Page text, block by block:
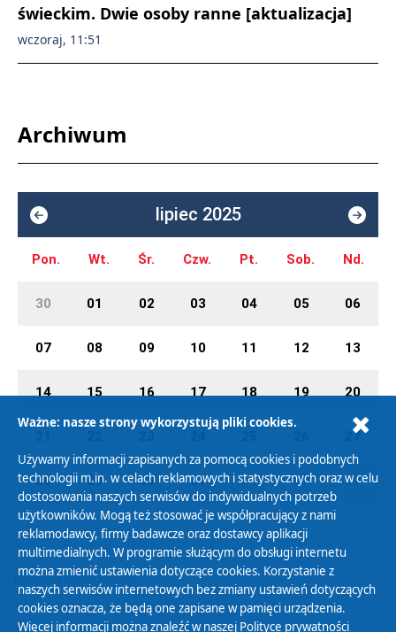
świeckim. Dwie osoby ranne [aktualizacja]
wczoraj, 11:51
Archiwum
lipiec 2025
Pon. Wt. Śr. Czw. Pt. Sob. Nd.
30 01 02 03 04 05 06
07 08 09 10 11 12 13
14 15 16 17 18 19 20
27
28 29 30 31 01 02 03
Polityka Prywatności
Zasady korzystania z Serwisu
Ważne: nasze strony wykorzystują pliki cookies.
Używamy informacji zapisanych za pomocą cookies i podobnych
technologii m.in. w celach reklamowych i statystycznych oraz w celu
dostosowania naszych serwisów do indywidualnych potrzeb
użytkowników. Mogą też stosować je współpracujący z nami
reklamodawcy, firmy badawcze oraz dostawcy aplikacji
multimedialnych. W programie służącym do obsługi internetu
można zmienić ustawienia dotyczące cookies. Korzystanie z
naszych serwisów internetowych bez zmiany ustawień dotyczących
cookies oznacza, że będą one zapisane w pamięci urządzenia.
Więcej informacji można znaleźć w naszej Polityce prywatności